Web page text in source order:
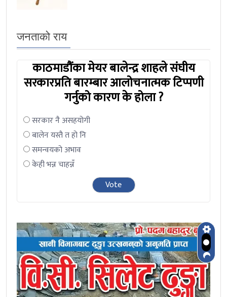
जनताको राय
काठमाडौंका मेयर बालेन्द्र शाहले संघीय
सरकारप्रति बारम्बार आलोचनात्मक टिप्पणी
गर्नुको कारण के होला ?
सरकार नै असहयोगी
बालेन यस्तै त हो नि
समन्वयको अभाव
केही भन्न चाहन्नँ